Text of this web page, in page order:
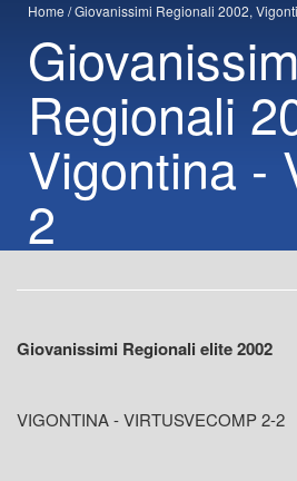
Home Giovanissimi Regionali 2002,
Regionali
Vigontina -
2
Giovanissimi Regionali elite 2002
VIGONTINA - VIRTUSVECOMP 2-2